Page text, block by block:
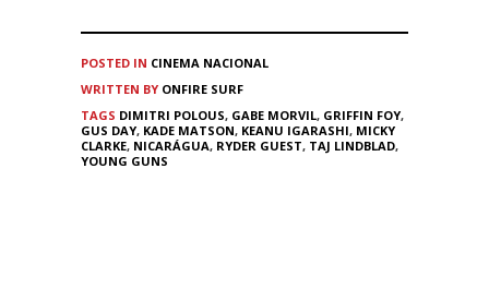
POSTED IN CINEMA NACIONAL
WRITTEN BY ONFIRE SURF
TAGS DIMITRI POLOUS, GABE MORVIL, GRIFFIN FOY,
GUS DAY, KADE MATSON, KEANU IGARASHI, MICKY
CLARKE, NICARÁGUA, RYDER GUEST, TAJ LINDBLAD,
YOUNG GUNS